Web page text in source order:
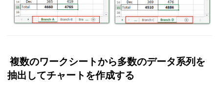
複数のワークシートから多数のデータ系列を
抽出してチャートを作成する